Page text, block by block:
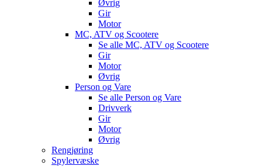
Øvrig
Gir
Motor
MC, ATV og Scootere
Se alle MC, ATV og Scootere
Gir
Motor
Øvrig
Person og Vare
Se alle Person og Vare
Drivverk
Gir
Motor
Øvrig
Rengjøring
Spylervæske